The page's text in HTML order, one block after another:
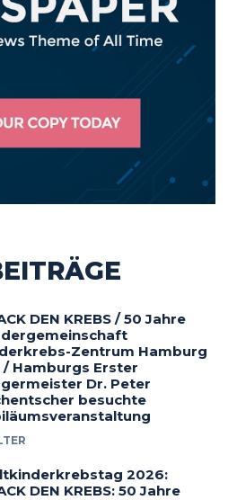
DEN KREBS / 50 Jahre
Zentrum Hamburg
/ Hamburgs Erster
Dr. Peter
besuchte
2026:
DEN KREBS: 50 Jahre